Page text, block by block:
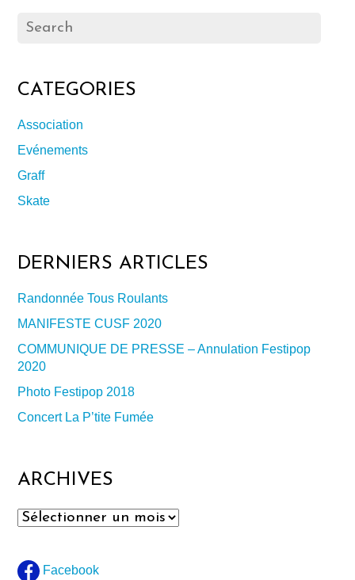
CATEGORIES
Association
Evénements
Graff
Skate
DERNIERS ARTICLES
Randonnée Tous Roulants
MANIFESTE CUSF 2020
COMMUNIQUE DE PRESSE – Annulation Festipop
2020
Photo Festipop 2018
Concert La P’tite Fumée
ARCHIVES
Archives
Facebook